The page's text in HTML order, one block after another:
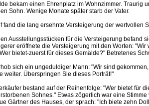
bekam einen Ehrenplatz im Wohnzimmer. Traurig
Sohn. Wenige Monate später starb der Vater.
fand die lang ersehnte Versteigerung der wertvollen
Ausstellungsstücken für die Versteigerung befand
eröffnete die Versteigerung mit den Worten:
bietet-zuerst für dieses Gemälde?" Betretenes
sich ein ungeduldiger Mann: "Wir sind
weiter. Überspringen Sie dieses Porträt!"
bestand auf der Reihenfolge: "Wer bietet für
Sohnes." Etwas zögerlich war eine
Gärtner des Hauses, der sprach: "Ich biete zehn